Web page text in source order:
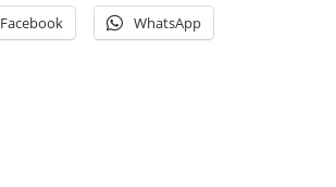
Facebook WhatsApp